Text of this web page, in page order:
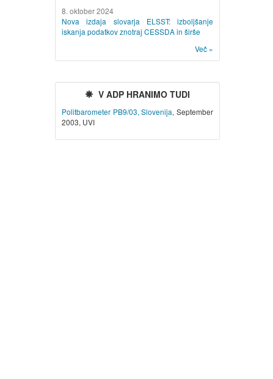
8. oktober 2024
Nova izdaja slovarja ELSST: izboljšanje
iskanja podatkov znotraj CESSDA in širše
Več »
V ADP HRANIMO TUDI
Politbarometer PB9/03, Slovenija, September
2003, UVI